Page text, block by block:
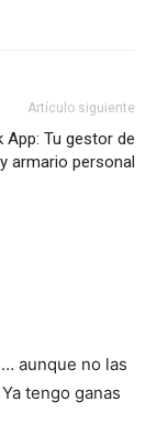
Artículo siguiente
App: Tu gestor de
armario personal
aunque no las
tengo ganas